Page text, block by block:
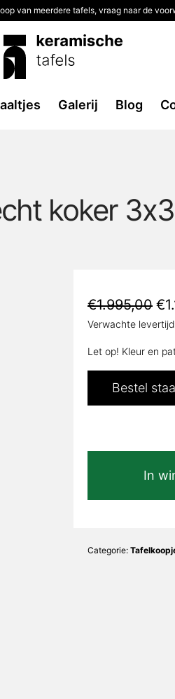
van meerdere tafels, vraag naar de
Galerij Blog
koker
€1.995,00 €
Verwachte
Let op! Kleur en
Bestel
3x3cm
In
Categorie: